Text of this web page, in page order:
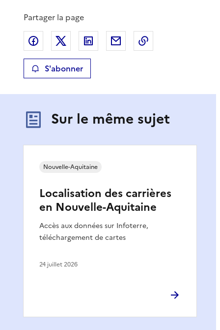
Partager la page
Partager sur Facebook
Partager sur XPartager sur LinkedIn
Partager par email
S'abonner
Sur le même sujet
Localisation des carrières
en Nouvelle-Aquitaine
Accès aux données sur Infoterre,
téléchargement de cartes
Nouvelle-Aquitaine
24 juillet 2026